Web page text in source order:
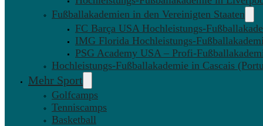
Fußballakademien in den Vereinigten Staaten
FC Barça USA Hochleistungs-
IMG Florida Hochleistungs-
PSG Academy USA – Profi-
Hochleistungs-Fußballakademie in Cascais
Mehr Sport
Golfcamps
Tenniscamps
Basketball